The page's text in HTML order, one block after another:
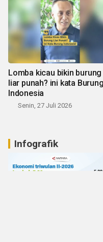
Lomba kicau bikin burung
liar punah? ini kata Burung
Indonesia
Senin, 27 Juli 2026
Infografik